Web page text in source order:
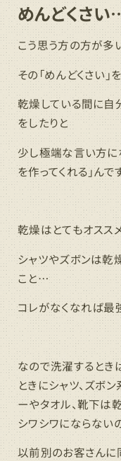
めんどくさ
こう思う方の方が多
その「めんどくさい
乾燥している間に自
をしたりと
少し極端な言い方に
を作ってくれる」んで
乾燥はとてもオスス
シャツやズボンは乾
こと…
コレがなくなれば最
なので洗濯するとき
ときにシャツ、ズボ
ーやタオル、靴下は
シワシワにならない
以前別のお客さんに